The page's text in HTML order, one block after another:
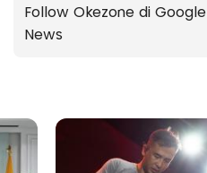
Follow Okezone di Google
News